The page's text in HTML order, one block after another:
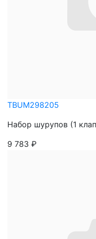
TBUM298205
Набор шурупов (1
9 783 ₽